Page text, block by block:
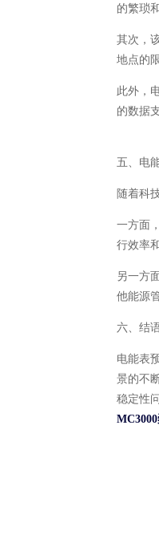
的繁琐
其次，
地点的
此外，
的数据
五、电
随着科
一方面
行效率
另一方
他能源
六、结
电能表
景的不
稳定性